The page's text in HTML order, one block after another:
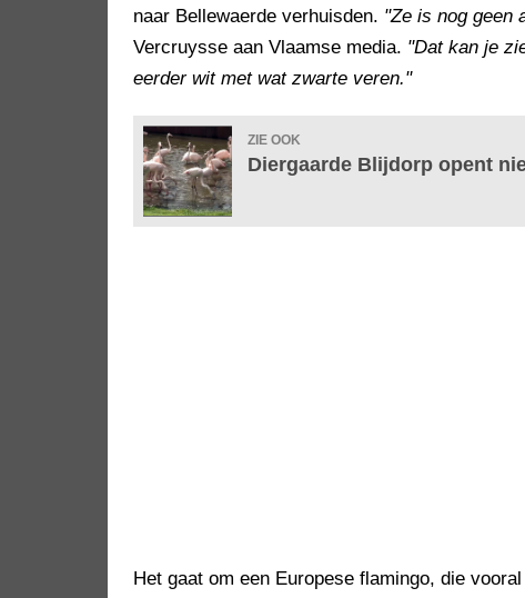
naar Bellewaerde verhuisden. "Ze is nog geen
Vercruysse aan Vlaamse media. "Dat kan je
eerder wit met wat zwarte veren."
ZIE OOK
Diergaarde Blijdorp opent
Het gaat om een Europese flamingo, die